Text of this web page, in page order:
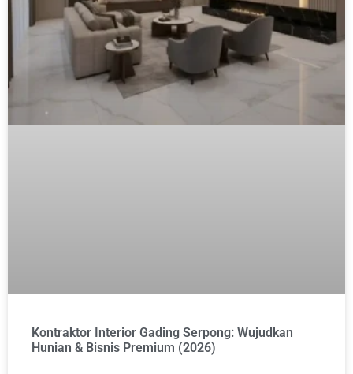
Kontraktor Interior Gading Serpong: Wujudkan
Hunian & Bisnis Premium (2026)